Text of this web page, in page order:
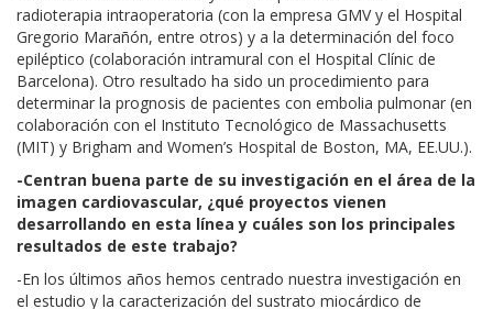
radioterapia intraoperatoria (con la empresa GMV y el Hospital
Gregorio Marañón, entre otros) y a la determinación del foco
epiléptico (colaboración intramural con el Hospital Clínic de
Barcelona). Otro resultado ha sido un procedimiento para
determinar la prognosis de pacientes con embolia pulmonar (en
colaboración con el Instituto Tecnológico de Massachusetts
(MIT) y Brigham and Women’s Hospital de Boston, MA, EE.UU.).
-Centran buena parte de su investigación en el área de la
imagen cardiovascular, ¿qué proyectos vienen
desarrollando en esta línea y cuáles son los principales
resultados de este trabajo?
-En los últimos años hemos centrado nuestra investigación en
el estudio y la caracterización del sustrato miocárdico de